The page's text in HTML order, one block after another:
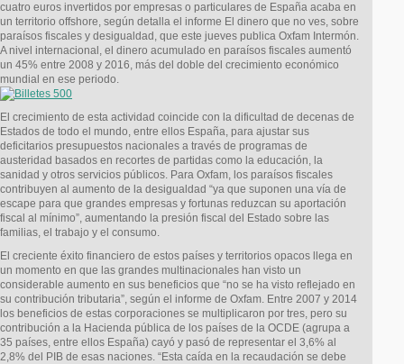
cuatro euros invertidos por empresas o particulares de España acaba en
un territorio offshore, según detalla el informe El dinero que no ves, sobre
paraísos fiscales y desigualdad, que este jueves publica Oxfam Intermón.
A nivel internacional, el dinero acumulado en paraísos fiscales aumentó
un 45% entre 2008 y 2016, más del doble del crecimiento económico
mundial en ese periodo.
El crecimiento de esta actividad coincide con la dificultad de decenas de
Estados de todo el mundo, entre ellos España, para ajustar sus
deficitarios presupuestos nacionales a través de programas de
austeridad basados en recortes de partidas como la educación, la
sanidad y otros servicios públicos. Para Oxfam, los paraísos fiscales
contribuyen al aumento de la desigualdad “ya que suponen una vía de
escape para que grandes empresas y fortunas reduzcan su aportación
fiscal al mínimo”, aumentando la presión fiscal del Estado sobre las
familias, el trabajo y el consumo.
El creciente éxito financiero de estos países y territorios opacos llega en
un momento en que las grandes multinacionales han visto un
considerable aumento en sus beneficios que “no se ha visto reflejado en
su contribución tributaria”, según el informe de Oxfam. Entre 2007 y 2014
los beneficios de estas corporaciones se multiplicaron por tres, pero su
contribución a la Hacienda pública de los países de la OCDE (agrupa a
35 países, entre ellos España) cayó y pasó de representar el 3,6% al
2,8% del PIB de esas naciones. “Esta caída en la recaudación se debe